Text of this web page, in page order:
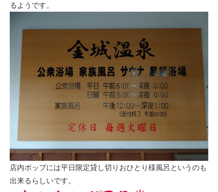
るようです。
店内ポップには平日限定貸し切りおひとり様風呂というのも
出来るらしいです。